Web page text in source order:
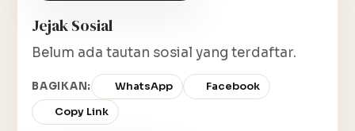
Jejak Sosial
Belum ada tautan sosial yang terdaftar.
BAGIKAN: WhatsApp
Facebook
Copy Link